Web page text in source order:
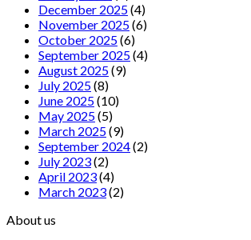
December 2025(4)
November 2025(6)
October 2025(6)
September 2025(4)
August 2025(9)
July 2025(8)
June 2025(10)
May 2025(5)
March 2025(9)
September 2024(2)
July 2023(2)
April 2023(4)
March 2023(2)
About us